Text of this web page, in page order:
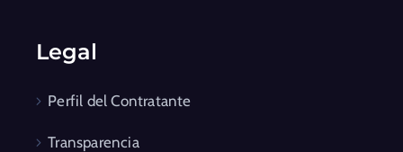
Legal
Perfil del Contratante
Transparencia